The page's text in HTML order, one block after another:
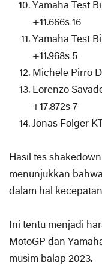
Yamaha Test
+11.666s 16
Yamaha Test
+11.968s 5
Michele Pirro
Lorenzo
+17.872s 7
Jonas Folger
Hasil tes
menunjukkan
dalam hal
Ini tentu menjadi
MotoGP dan
musim balap 2023.